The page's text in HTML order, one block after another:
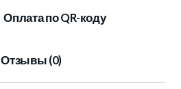
Оплата по QR-коду
Отзывы (0)